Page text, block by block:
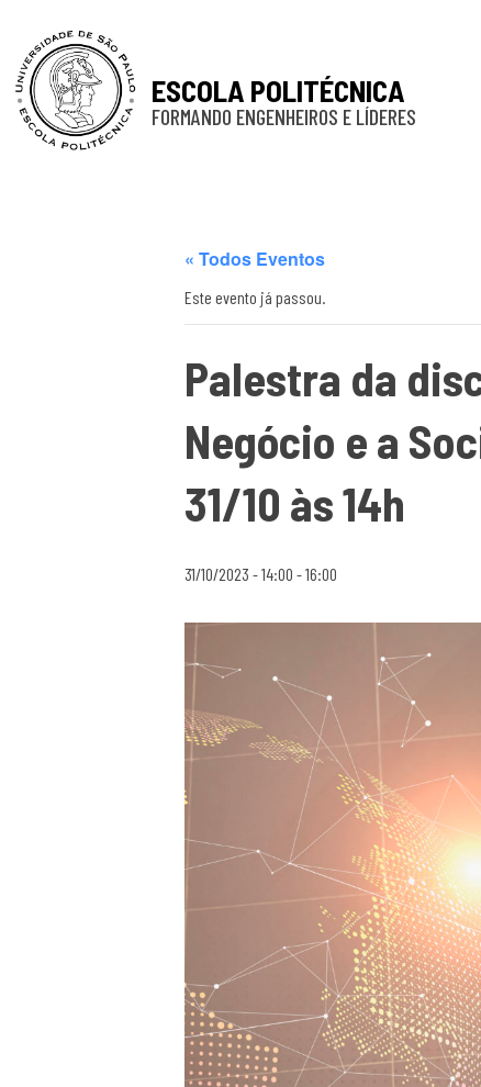
ESCOLA POLITÉCNICA
FORMANDO ENGENHEIROS E LÍDERES
« Todos Eventos
Este evento já passou.
Palestra da
Negócio e a
31/10 às 14h
31/10/2023 - 14:00 -16:00